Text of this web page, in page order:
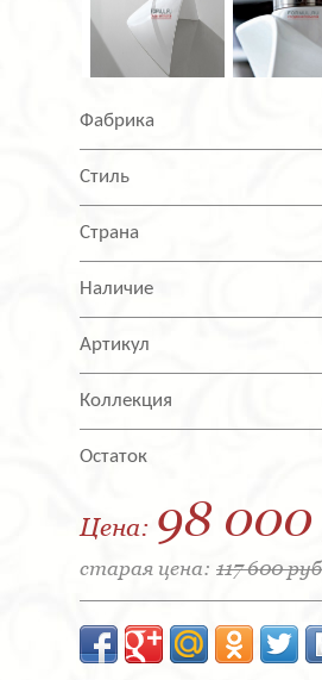
Фабрика
Стиль
Страна
Наличие
Артикул
Коллекция
Остаток
Цена: 98 000
старая цена: 117 600